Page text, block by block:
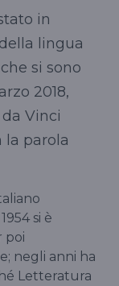
in
lingua
si sono
2018,
Vinci
la parola
si è
poi
negli anni ha
Letteratura